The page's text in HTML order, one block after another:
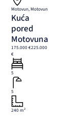
Motovun, Motovun
Kuća
pored
Motovuna
175.000 €225.000
€
5
5
240 m²